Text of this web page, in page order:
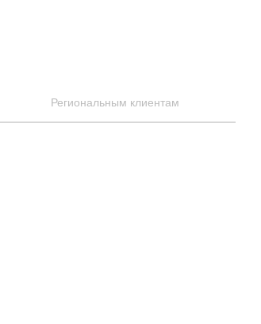
Региональным клиентам